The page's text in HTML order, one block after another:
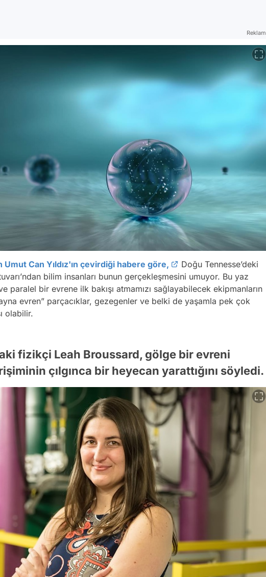
Reklam
Can Yıldız'ın çevirdiği habere göre,
Doğu Tennesse’deki
bilim insanları bunun gerçekleşmesini umuyor. Bu yaz
paralel bir evrene ilk bakışı atmamızı sağlayabilecek ekipmanların
evren” parçacıklar, gezegenler ve belki de yaşamla pek çok
olabilir.
fizikçi Leah Broussard, gölge bir evreni
çılgınca bir heyecan yarattığını söyledi.